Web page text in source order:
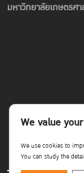
มหาวิทยาลัยเกษตรศ
We value
We use cookies to
You can study the